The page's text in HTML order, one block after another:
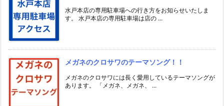
水戸本店の専用駐車場への行き方をお知らせいたしま
す。 水戸本店の専用駐車場は店の ...
メガネのクロサワのテーマソング！！
メガネのクロサワには長く愛用しているテーマソングが
あります。 「メガネ、メガネ、 ...